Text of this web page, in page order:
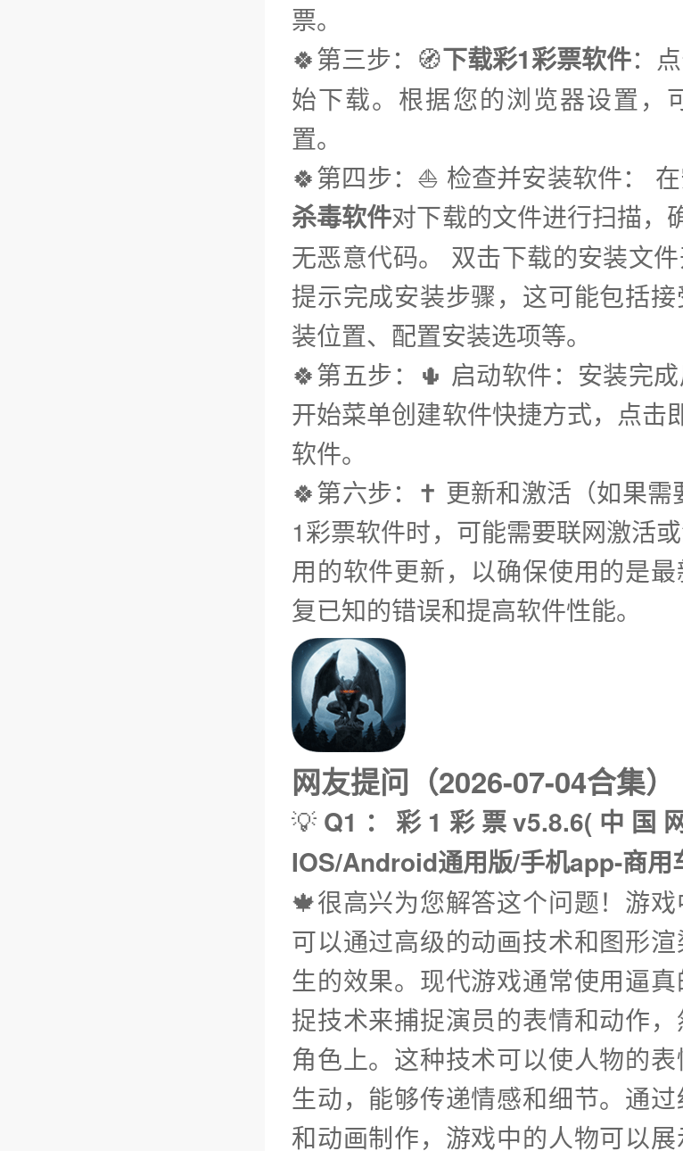
票。
🍀第三步：🧭下载彩1彩票软件：
始下载。根据您的浏览器设置，
置。
🍀第四步：⛵️ 检查并安装软件：
杀毒软件对下载的文件进行扫描，
无恶意代码。 双击下载的安装文
提示完成安装步骤，这可能包括
装位置、配置安装选项等。
🍀第五步：🌵 启动软件：安装完
开始菜单创建软件快捷方式，点击
软件。
🍀第六步：✝️ 更新和激活（如果需
1彩票软件时，可能需要联网激活
用的软件更新，以确保使用的是
复已知的错误和提高软件性能。
网友提问（2026-07-04合集）
💡 Q1：彩1彩票v5.8.6(中国
IOS/Android通用版/手机app-商用
🍁很高兴为您解答这个问题！游
可以通过高级的动画技术和图形
生的效果。现代游戏通常使用逼
捉技术来捕捉演员的表情和动作
角色上。这种技术可以使人物的
生动，能够传递情感和细节。通
和动画制作，游戏中的人物可以